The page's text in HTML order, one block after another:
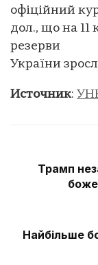
офіційний
дол., що на
резерви
України
Источник:
Трамп
Найбільше